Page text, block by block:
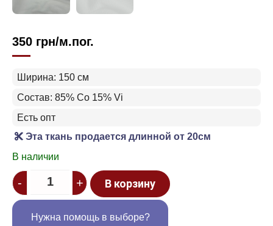
350 грн/м.пог.
Ширина: 150 см
Состав: 85% Co 15% Vi
Есть опт
Эта ткань продается длинной от 20см
В наличии
Quantity
- + В корзину
Нужна помощь в выборе?